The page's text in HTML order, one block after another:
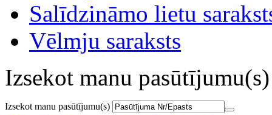
Salīdzināmo lietu
Vēlmju saraksts
Izsekot manu pasūtījumu(s)
Izsekot manu pasūtījumu(s)